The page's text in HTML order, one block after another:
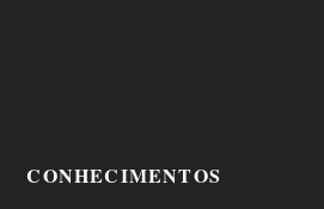
CONHECIMENTOS